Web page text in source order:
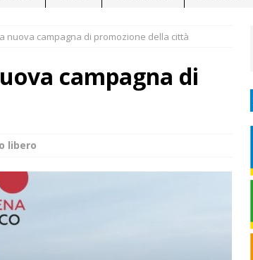
nuova campagna di promozione della città
campagna di
libero